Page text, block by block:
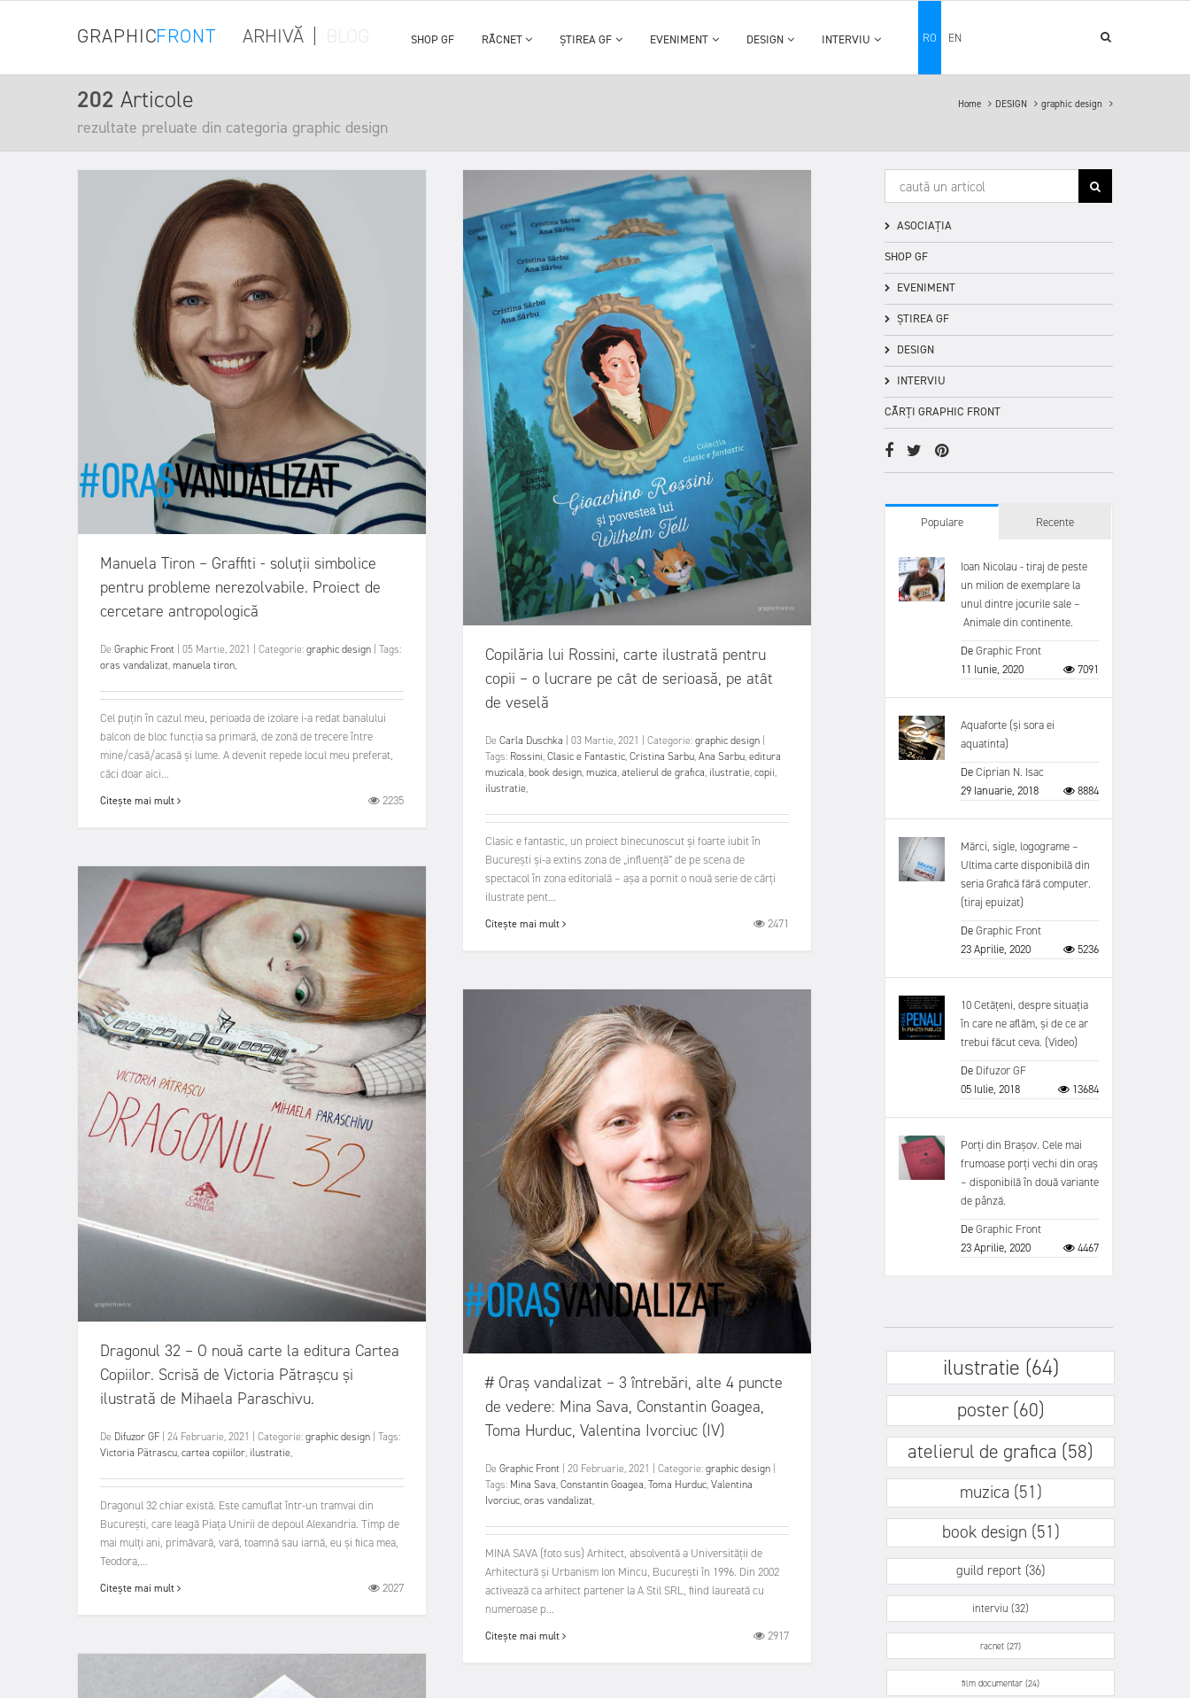
GRAPHICFRONT ARHIVĂ SHOP GF RĂCNET ȘTIREA GF EVENIMENT DESIGN INTERVIU RO EN
202 Articole
rezultate preluate din categoria graphic design
Home DESIGN graphic design
Manuela Tiron – Graffiti - soluții simbolice
pentru probleme nerezolvabile. Proiect de
cercetare antropologică
De Graphic Front 05 Martie, 2021 Categorie:graphic design Tags:
oras vandalizat,manuela tiron,
Cel puțin în cazul meu, perioada de izolare i-a redat banalului
balcon de bloc funcția sa primară, de zonă de trecere între
mine/casă/acasă și lume. A devenit repede locul meu preferat,
căci doar aici...
Citește mai mult 2235
Copilăria lui Rossini, carte ilustrată pentru
copii – o lucrare pe cât de serioasă, pe atât
de veselă
De Carla Duschka 03 Martie, 2021 Categorie:graphic design
Tags: Rossini,Clasic e Fantastic,Cristina Sarbu,Ana Sarbu,editura
muzicala,book design,muzica,atelierul de grafica, ilustratie,copii,
ilustratie,
Clasic e fantastic, un proiect binecunoscut și foarte iubit în
București și-a extins zona de „influență” de pe scena de
spectacol în zona editorială – așa a pornit o nouă serie de cărți
ilustrate pent...
Citește mai mult 2471
Dragonul 32 – O nouă carte la editura Cartea
Copiilor. Scrisă de Victoria Pătrașcu și
ilustrată de Mihaela Paraschivu.
De Difuzor GF 24 Februarie, 2021 Categorie:graphic design Tags:
Victoria Pătrascu,cartea copiilor, ilustratie,
Dragonul 32 chiar există. Este camuflat într-un tramvai din
București, care leagă Piața Unirii de depoul Alexandria. Timp de
mai mulți ani, primăvară, vară, toamnă sau iarnă, eu și fiica mea,
Teodora,...
Citește mai mult 2027
# Oraș vandalizat – 3 întrebări, alte 4 puncte
de vedere: Mina Sava, Constantin Goagea,
Toma Hurduc, Valentina Ivorciuc (IV)
De Graphic Front 20 Februarie, 2021 Categorie:graphic design
Tags: Mina Sava,Constantin Goagea,Toma Hurduc,Valentina
Ivorciuc,oras vandalizat,
MINA SAVA (foto sus) Arhitect, absolventă a Universității de
Arhitectură şi Urbanism Ion Mincu, Bucureşti în 1996. Din 2002
activează ca arhitect partener la A Stil SRL, fiind laureată cu
numeroase p...
Citește mai mult 2917
ASOCIAȚIA
SHOP GF
EVENIMENT
ȘTIREA GF
DESIGN
INTERVIU
CĂRȚI GRAPHIC FRONT
Populare Recente
Ioan Nicolau - tiraj de peste
un milion de exemplare la
unul dintre jocurile sale –
Animale din continente.
DeGraphic Front
11 Iunie, 2020
7091
Aquaforte (și sora ei
aquatinta)
DeCiprian N. Isac
29 Ianuarie, 2018
8884
Mărci, sigle, logograme –
Ultima carte disponibilă din
seria Grafică fără computer.
(tiraj epuizat)
DeGraphic Front
23 Aprilie, 2020
5236
10 Cetățeni, despre situația
în care ne aflăm, și de ce ar
trebui făcut ceva. (Video)
De Difuzor GF
05 Iulie, 2018
13684
Porți din Brașov. Cele mai
frumoase porți vechi din oraș
– disponibilă în două variante
de pânză.
DeGraphic Front
23 Aprilie, 2020
4467
ilustratie (64)
poster (60)
atelierul de grafica (58)
muzica (51)
book design (51)
guild report (36)
interviu (32)
racnet (27)
film documentar (24)